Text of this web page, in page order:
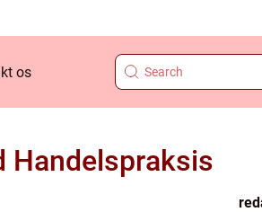
os
Handelspraksis